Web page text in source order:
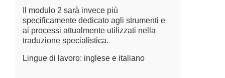
Il modulo 2 sarà invece più
specificamente dedicato agli strumenti e
ai processi attualmente utilizzati nella
traduzione specialistica.
Lingue di lavoro: inglese e italiano